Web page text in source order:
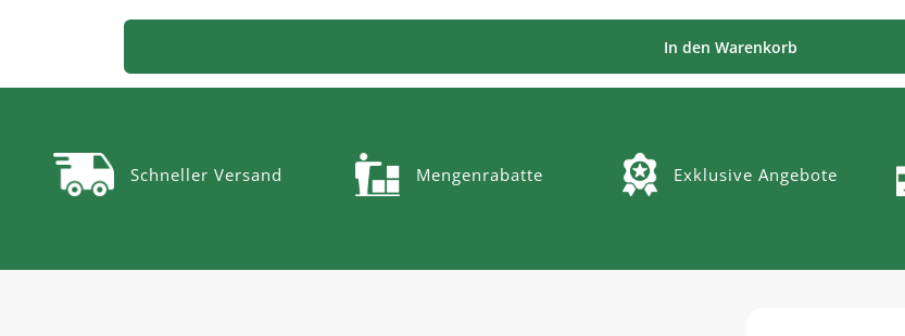
In den Warenkorb
Schneller Versand Mengenrabatte Exklusive Angebote